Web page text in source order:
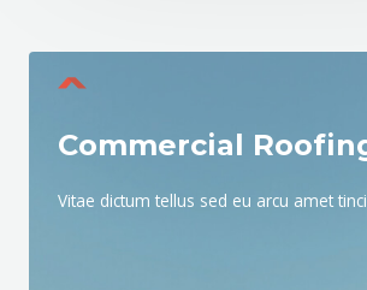
Commercial
Vitae dictum tellus sed eu arcu amet